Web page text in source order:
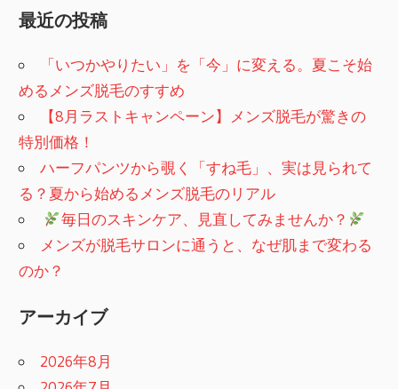
最近の投稿
「いつかやりたい」を「今」に変える。夏こそ始
めるメンズ脱毛のすすめ
【8月ラストキャンペーン】メンズ脱毛が驚きの
特別価格！
ハーフパンツから覗く「すね毛」、実は見られて
る？夏から始めるメンズ脱毛のリアル
毎日のスキンケア、見直してみませんか？
メンズが脱毛サロンに通うと、なぜ肌まで変わる
のか？
アーカイブ
2026年8月